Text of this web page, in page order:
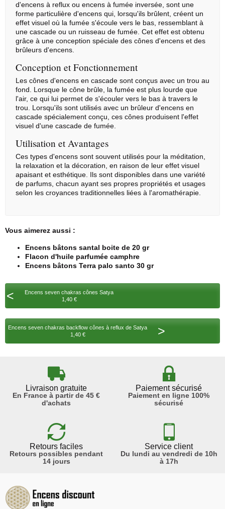
d'encens à reflux ou encens à fumée inversée, sont une
forme particulière d'encens qui, lorsqu'ils brûlent, créent un
effet visuel où la fumée s'écoule vers le bas, ressemblant à
une cascade ou un ruisseau de fumée. Cet effet est obtenu
grâce à une conception spéciale des cônes d'encens et des
brûleurs d'encens.
Conception et Fonctionnement
Les cônes d'encens en cascade sont conçus avec un trou au
fond. Lorsque le cône brûle, la fumée est plus lourde que
l'air, ce qui lui permet de s'écouler vers le bas à travers le
trou. Lorsqu'ils sont utilisés avec un brûleur d'encens en
cascade spécialement conçu, ces cônes produisent l'effet
visuel d'une cascade de fumée.
Utilisation et Avantages
Ces types d'encens sont souvent utilisés pour la méditation,
la relaxation et la décoration, en raison de leur effet visuel
apaisant et esthétique. Ils sont disponibles dans une variété
de parfums, chacun ayant ses propres propriétés et usages
selon les croyances traditionnelles liées à l'aromathérapie.
Vous aimerez aussi :
Encens bâtons santal boite de 20 gr
Flacon d'huile parfumée camphre
Encens bâtons Terra palo santo 30 gr
<
Encens seven chakras cônes Satya
1,40 €
Encens seven chakras backflow cônes à reflux de Satya
1,40 €
>
Livraison gratuite
En France à partir de 45 €
d'achats
Paiement sécurisé
Paiement en ligne 100%
sécurisé
Retours faciles
Retours possibles pendant
14 jours
Service client
Du lundi au vendredi de 10h
à 17h